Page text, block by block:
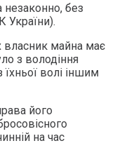
без
України).
власник майна має
з володіння
волі іншим
його
на час